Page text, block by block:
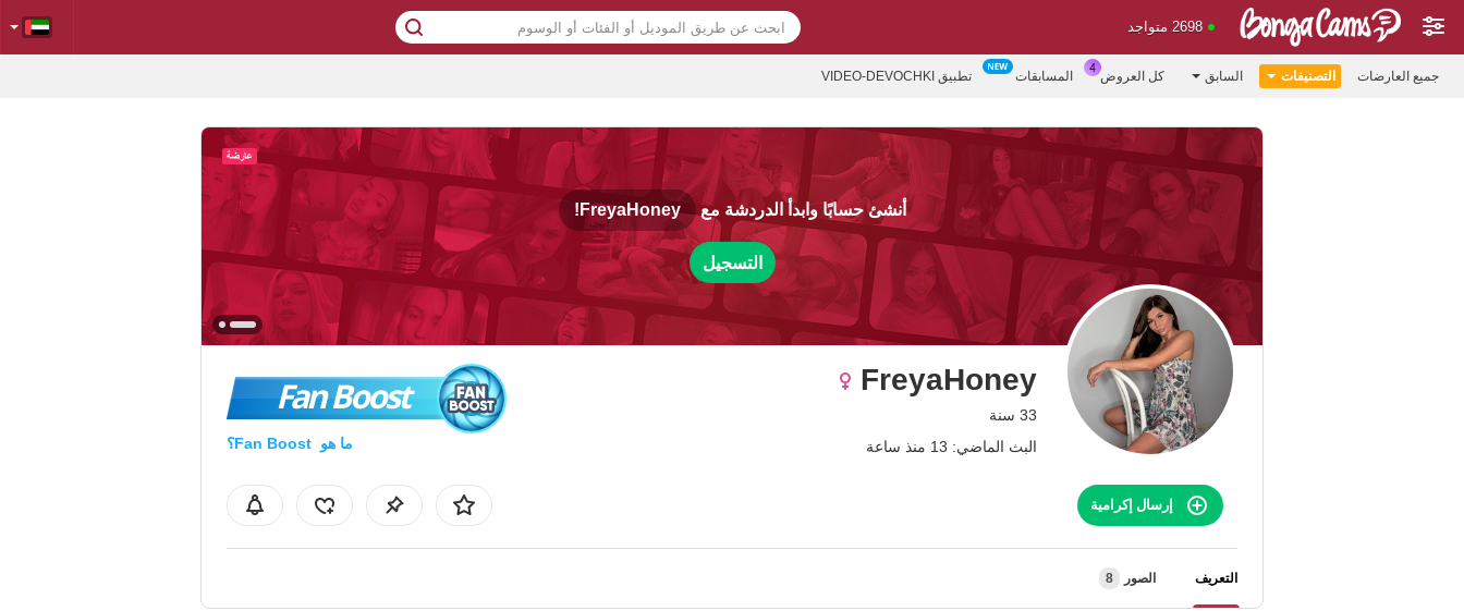
2698 متواجد
جميع العارضات التصنيفات السابق كل العروض المسابقات تطبيق VIDEO-DEVOCHKI
أنشئ حسابًا وابدأ الدردشة مع FreyaHoney!
التسجيل
FreyaHoney
33 سنة
البث الماضي: 13 منذ ساعة
Fan Boost
ما هو Fan Boost؟
إرسال إكرامية
التعريف الصور 8